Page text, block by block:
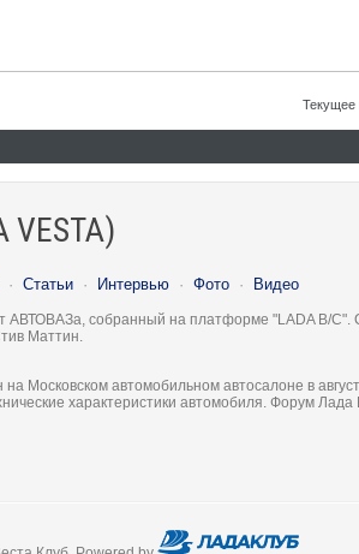
Текущее
· Статьи · Интервью · Фото · Видео
АВТОВАЗа, собранный на платформе "LADA B/C".
Маттин.
Московском автомобильном автосалоне в
характеристики автомобиля. Форум